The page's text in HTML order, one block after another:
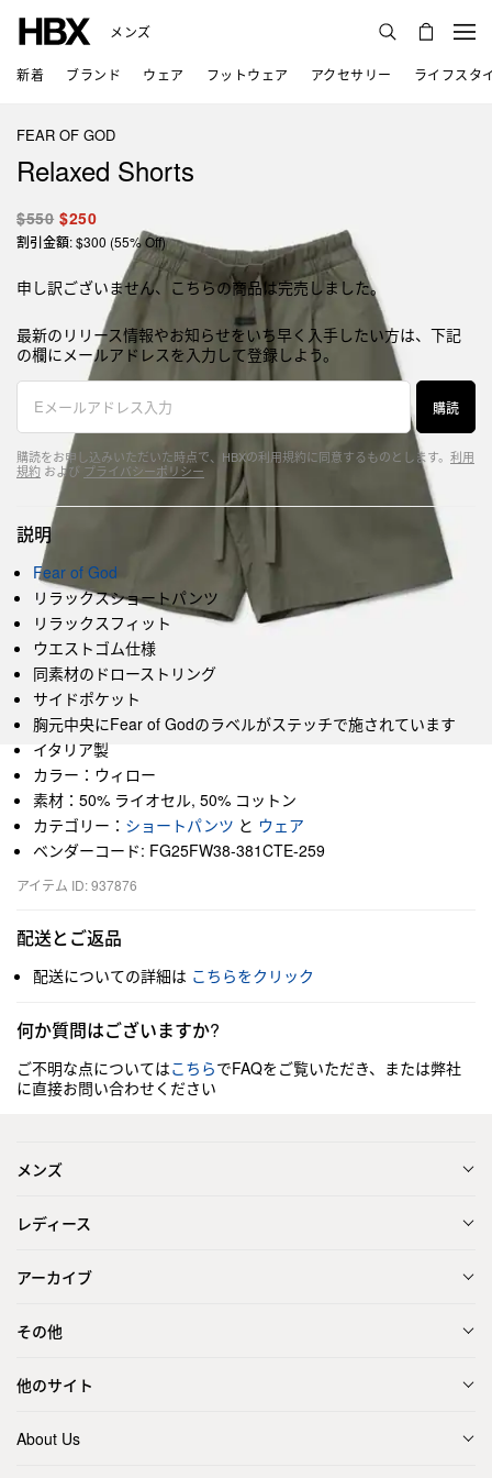
メンズ
新着 ブランド ウェア フットウェア アクセサリー ライフスタ
FEAR OF GOD
Relaxed Shorts
$550 $250
割引金額: $300 (55% Off)
申し訳ございません、こちらの商品は完売しました。
最新のリリース情報やお知らせをいち早く入手したい方は、下記
の欄にメールアドレスを入力して登録しよう。
購読
購読をお申し込みいただいた時点で、HBXの利用規約に同意するものとします。 利用
規約 および プライバシーポリシー
説明
Fear of God
リラックスショートパンツ
リラックスフィット
ウエストゴム仕様
同素材のドローストリング
サイドポケット
胸元中央にFear of Godのラベルがステッチで施されています
イタリア製
カラー：ウィロー
素材：50% ライオセル, 50% コットン
カテゴリー： ショートパンツ と ウェア
ベンダーコード: FG25FW38-381CTE-259
アイテム ID: 937876
配送とご返品
配送についての詳細は こちらをクリック
何か質問はございますか?
ご不明な点についてはこちらでFAQをご覧いただき、または弊社
に直接お問い合わせください
メンズ
レディース
アーカイブ
その他
他のサイト
About Us